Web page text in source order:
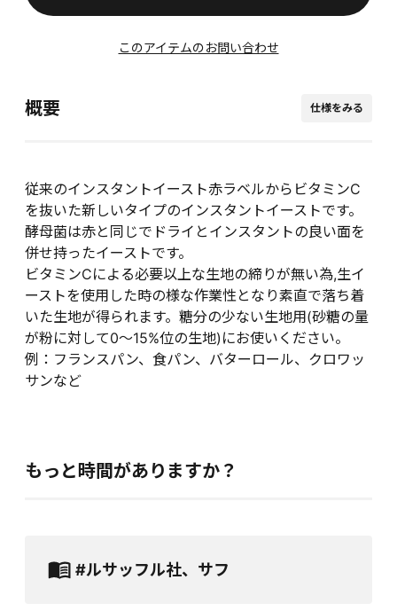
このアイテムのお問い合わせ
概要 仕様をみる
従来のインスタントイースト赤ラベルからビタミンC
を抜いた新しいタイプのインスタントイーストです。
酵母菌は赤と同じでドライとインスタントの良い面を
併せ持ったイーストです。
ビタミンCによる必要以上な生地の締りが無い為,生イ
ーストを使用した時の様な作業性となり素直で落ち着
いた生地が得られます。糖分の少ない生地用(砂糖の量
が粉に対して0～15%位の生地)にお使いください。
例：フランスパン、食パン、バターロール、クロワッ
サンなど
もっと時間がありますか？
#ルサッフル社、サフ